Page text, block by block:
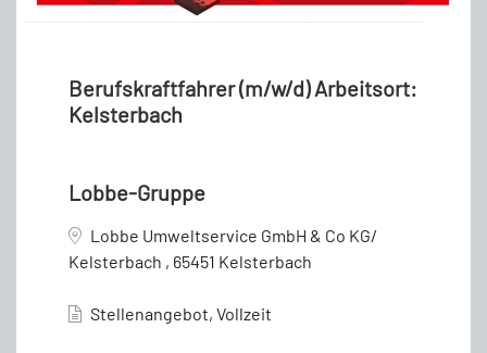
Berufskraftfahrer (m/w/d) Arbeitsort:
Kelsterbach
Lobbe-Gruppe
Lobbe Umweltservice GmbH & Co KG/
Kelsterbach , 65451 Kelsterbach
Stellenangebot, Vollzeit